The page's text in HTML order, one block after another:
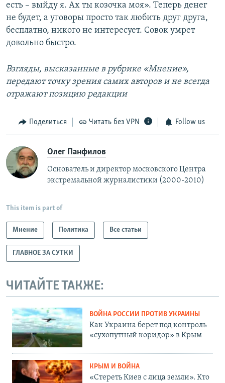
есть – выйду я. Ах ты козочка моя». Теперь денег
не будет, а уговоры просто так любить друг друга,
бесплатно, никого не интересует. Совок умрет
довольно быстро.
Взгляды, высказанные в рубрике «Мнение»,
передают точку зрения самих авторов и не всегда
отражают позицию редакции
Поделиться Читать без VPN Follow us
Олег Панфилов
Основатель и директор московского Центра
экстремальной журналистики (2000-2010)
This item is part of
Мнение Политика Все статьи
ГЛАВНОЕ ЗА СУТКИ
ЧИТАЙТЕ ТАКЖЕ:
ВОЙНА РОССИИ ПРОТИВ УКРАИНЫ
Как Украина берет под контроль
«сухопутный коридор» в Крым
КРЫМ И ВОЙНА
«Стереть Киев с лица земли». Кто